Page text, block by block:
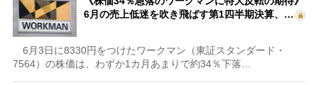
6月の売上低迷を吹き飛ばす第1四半期決算、…
6月3日に8330円をつけたワークマン（東証スタンダード・
7564）の株価は、わずか1カ月あまりで約34％下落…